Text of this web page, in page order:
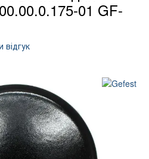
01 GF-
відгук